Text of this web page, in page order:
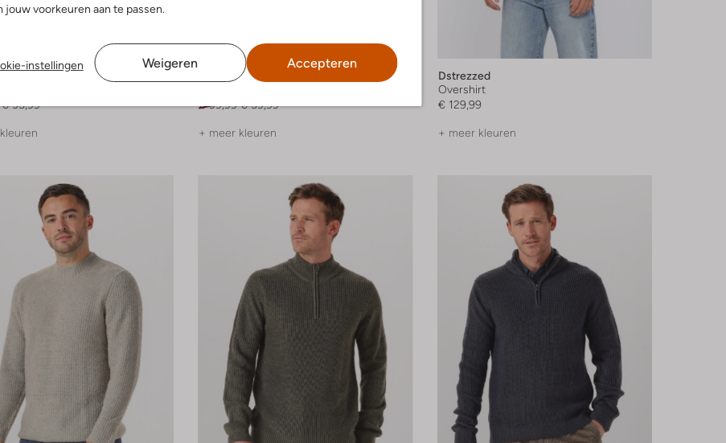
jouw voorkeuren aan te passen.
instellingen Weigeren Accepteren
€ 35,99
-40%
Dstrezzed
€ 99,99 € 59,99
+ meer kleuren
Dstrezzed
Overshirt
€ 129,99
+ meer kleuren